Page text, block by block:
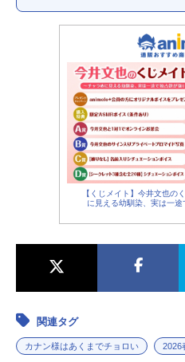
【くじメイト】今井文也の
に見える幼馴染、実は一
関連タグ
カナン様はあくまでチョロい 2026